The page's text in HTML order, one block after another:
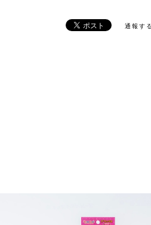
通報する